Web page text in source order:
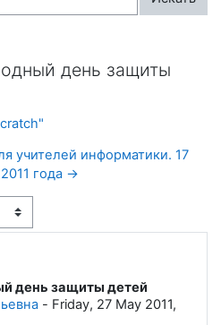
день защиты
учителей информатики. 17
года →
день защиты детей
- Friday, 27 May 2011,